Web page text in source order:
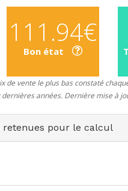
111.94€
Bon état
de vente le plus bas constaté
années. Dernière mise à
retenues pour le calcul